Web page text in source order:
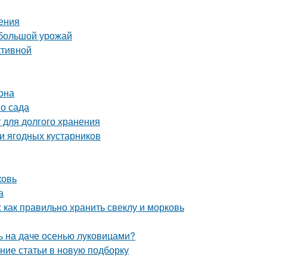
урожай
сада
долгого хранения
кустарников
правильно хранить свеклу и морковь
на даче осенью луковицами?
статьи в новую подборку